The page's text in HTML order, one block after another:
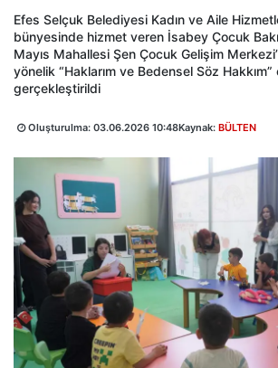
Efes Selçuk Belediyesi Kadın ve Aile
bünyesinde hizmet veren İsabey Çocuk
Mayıs Mahallesi Şen Çocuk Gelişim
yönelik “Haklarım ve Bedensel Söz Hakkım”
gerçekleştirildi
Oluşturulma: 03.06.2026 10:48Kaynak: BÜLTEN